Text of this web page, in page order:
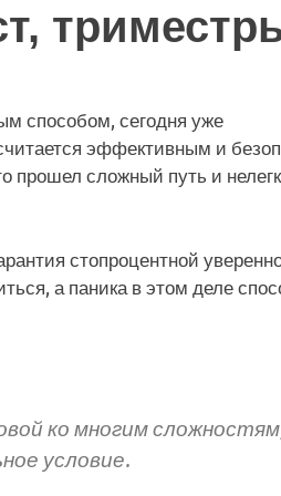
способом, сегодня уже
эффективным и
прошел сложный путь и
стопроцентной
а паника в этом деле
ко многим
условие.